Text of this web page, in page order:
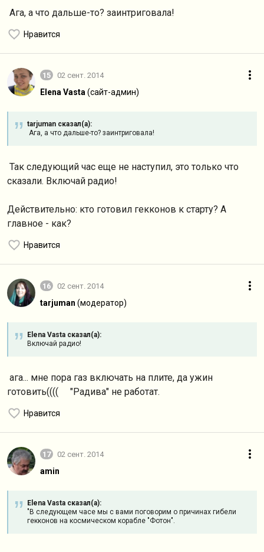
Ага, а что дальше-то? заинтриговала!
Нравится
15 02 сент. 2014
Elena Vasta (сайт-админ)
tarjuman сказал(а):
Ага, а что дальше-то? заинтриговала!
Так следующий час еще не наступил, это только что
сказали. Включай радио!
Действительно: кто готовил гекконов к старту? А
главное - как?
Нравится
16 02 сент. 2014
tarjuman (модератор)
Elena Vasta сказал(а):
Включай радио!
ага... мне пора газ включать на плите, да ужин
готовить(((( "Радива" не работат.
Нравится
17 02 сент. 2014
amin
Elena Vasta сказал(а):
"В следующем часе мы с вами поговорим о причинах гибели
гекконов на космическом корабле "Фотон".